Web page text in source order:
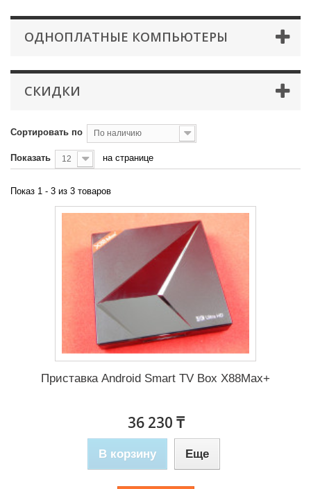
ОДНОПЛАТНЫЕ КОМПЬЮТЕРЫ
СКИДКИ
Сортировать по По наличию
Показать 12 на странице
Показ 1 - 3 из 3 товаров
Приставка Android Smart TV Box X88Max+
36 230 ₸
В корзину Еще